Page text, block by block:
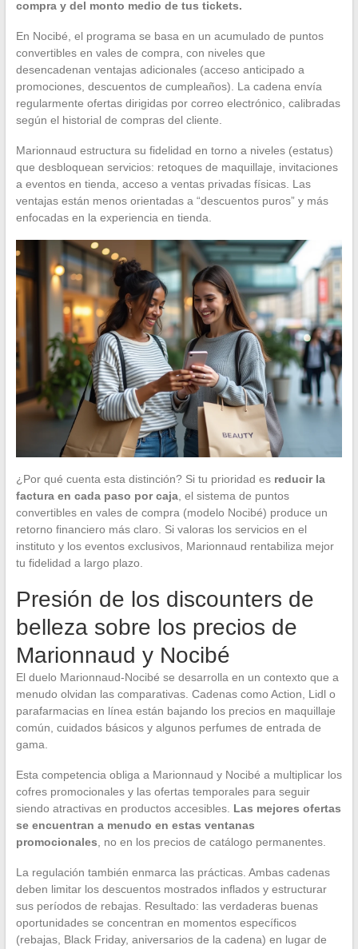
compra y del monto medio de tus tickets.
En Nocibé, el programa se basa en un acumulado de puntos
convertibles en vales de compra, con niveles que
desencadenan ventajas adicionales (acceso anticipado a
promociones, descuentos de cumpleaños). La cadena envía
regularmente ofertas dirigidas por correo electrónico, calibradas
según el historial de compras del cliente.
Marionnaud estructura su fidelidad en torno a niveles (estatus)
que desbloquean servicios: retoques de maquillaje, invitaciones
a eventos en tienda, acceso a ventas privadas físicas. Las
ventajas están menos orientadas a “descuentos puros” y más
enfocadas en la experiencia en tienda.
¿Por qué cuenta esta distinción? Si tu prioridad es reducir la
factura en cada paso por caja, el sistema de puntos
convertibles en vales de compra (modelo Nocibé) produce un
retorno financiero más claro. Si valoras los servicios en el
instituto y los eventos exclusivos, Marionnaud rentabiliza mejor
tu fidelidad a largo plazo.
Presión de los discounters de
belleza sobre los precios de
Marionnaud y Nocibé
El duelo Marionnaud-Nocibé se desarrolla en un contexto que a
menudo olvidan las comparativas. Cadenas como Action, Lidl o
parafarmacias en línea están bajando los precios en maquillaje
común, cuidados básicos y algunos perfumes de entrada de
gama.
Esta competencia obliga a Marionnaud y Nocibé a multiplicar los
cofres promocionales y las ofertas temporales para seguir
siendo atractivas en productos accesibles. Las mejores ofertas
se encuentran a menudo en estas ventanas
promocionales, no en los precios de catálogo permanentes.
La regulación también enmarca las prácticas. Ambas cadenas
deben limitar los descuentos mostrados inflados y estructurar
sus períodos de rebajas. Resultado: las verdaderas buenas
oportunidades se concentran en momentos específicos
(rebajas, Black Friday, aniversarios de la cadena) en lugar de